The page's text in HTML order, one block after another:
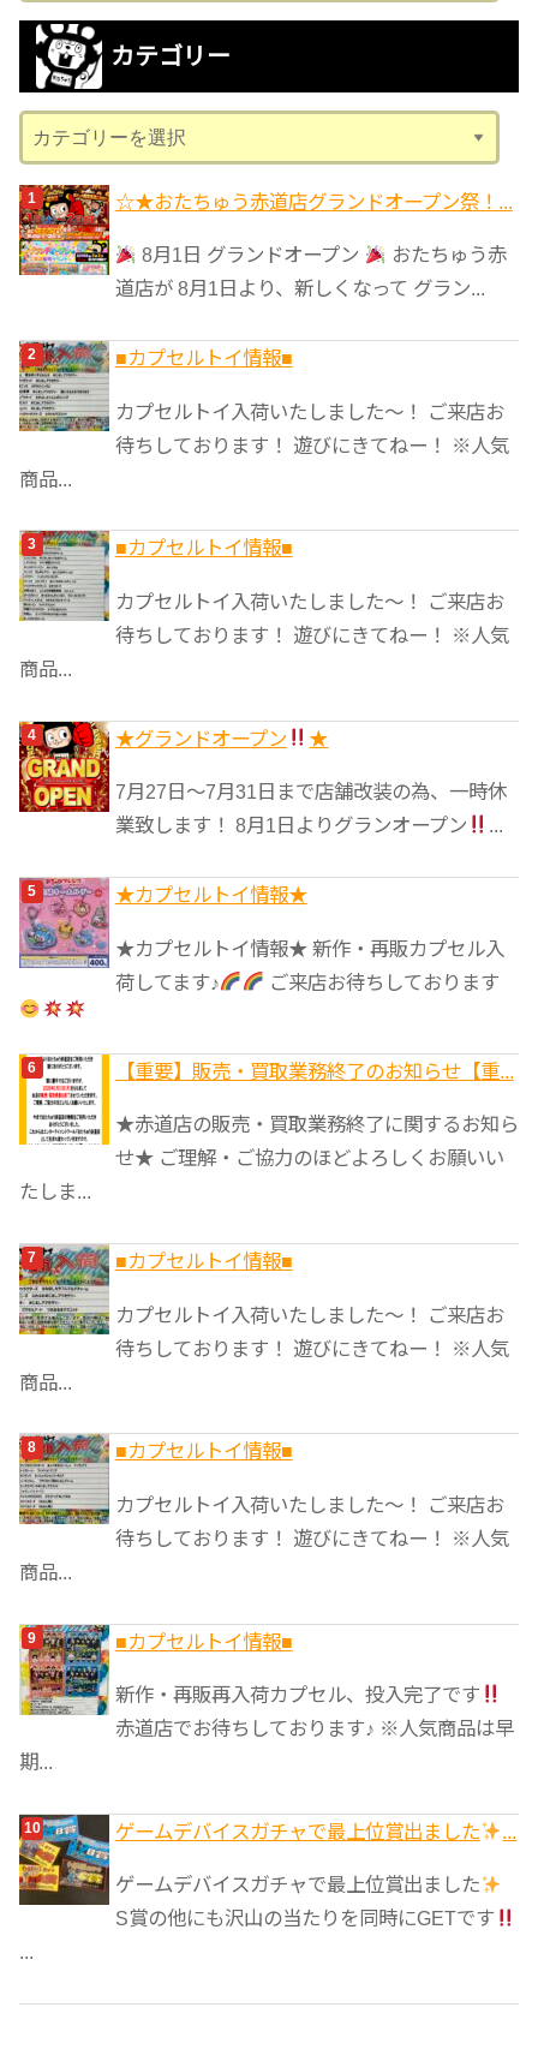
カ
ブ
カテゴリー
テ
ゴ
リ
ー
☆★おたちゅう赤道店グランドオープン祭！...
8月1日 グランドオープン
おたちゅう赤
道店が 8月1日より、新しくなって グラン...
■カプセルトイ情報■
カプセルトイ入荷いたしました〜！ ご来店お
待ちしております！ 遊びにきてねー！ ※人気
商品...
■カプセルトイ情報■
カプセルトイ入荷いたしました〜！ ご来店お
待ちしております！ 遊びにきてねー！ ※人気
商品...
★グランドオープン ★
7月27日〜7月31日まで店舗改装の為、一時休
業致します！ 8月1日よりグランオープン
...
★カプセルトイ情報★
★カプセルトイ情報★ 新作・再販カプセル入
荷してます♪
ご来店お待ちしております
【重要】販売・買取業務終了のお知らせ【重...
★赤道店の販売・買取業務終了に関するお知ら
せ★ ご理解・ご協力のほどよろしくお願いい
たしま...
■カプセルトイ情報■
カプセルトイ入荷いたしました〜！ ご来店お
待ちしております！ 遊びにきてねー！ ※人気
商品...
■カプセルトイ情報■
カプセルトイ入荷いたしました〜！ ご来店お
待ちしております！ 遊びにきてねー！ ※人気
商品...
■カプセルトイ情報■
新作・再販再入荷カプセル、投入完了です
赤道店でお待ちしております♪ ※人気商品は早
期...
ゲームデバイスガチャで最上位賞出ました ...
ゲームデバイスガチャで最上位賞出ました
S賞の他にも沢山の当たりを同時にGETです
...